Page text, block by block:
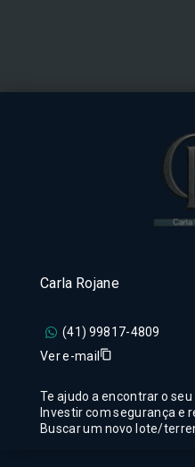
Carla Rojane
(41) 99817-4809
Ver e-mail
Te ajudo a encontrar o seu
Investir com segurança e
Buscar um novo lote/